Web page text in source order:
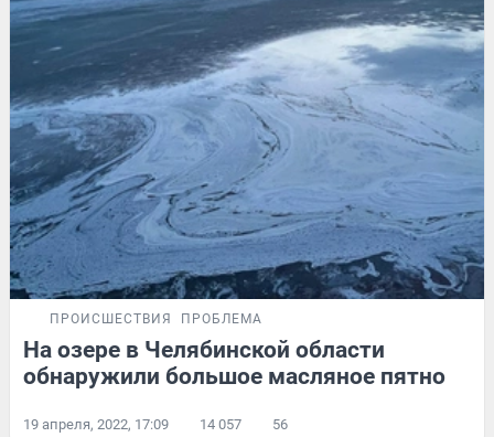
ПРОИСШЕСТВИЯ ПРОБЛЕМА
На озере в Челябинской области
обнаружили большое масляное пятно
19 апреля, 2022, 17:09 14 057 56